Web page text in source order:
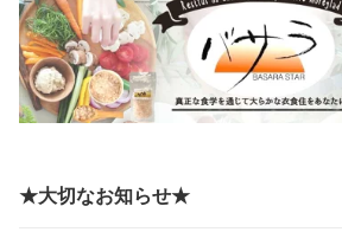
★大切なお知らせ★